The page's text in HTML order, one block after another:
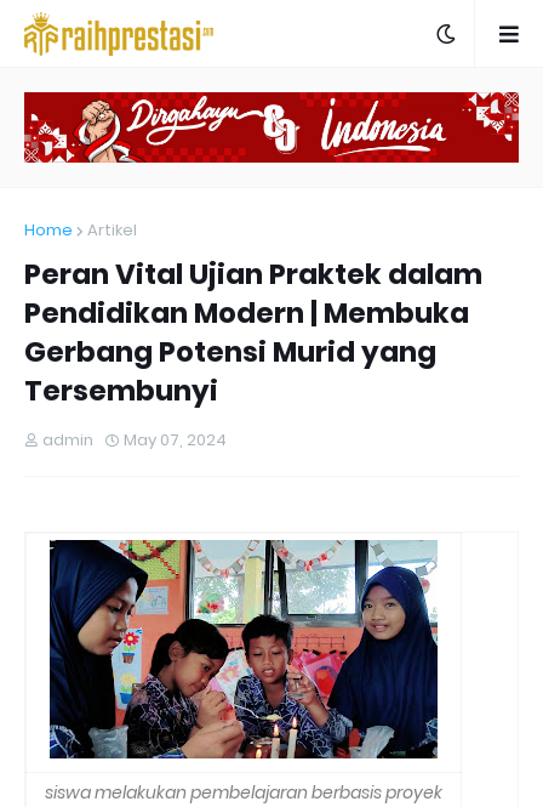
Home Artikel
Peran Vital Ujian Praktek dalam
Pendidikan Modern | Membuka
Gerbang Potensi Murid yang
Tersembunyi
admin May 07, 2024
siswa melakukan pembelajaran berbasis proyek